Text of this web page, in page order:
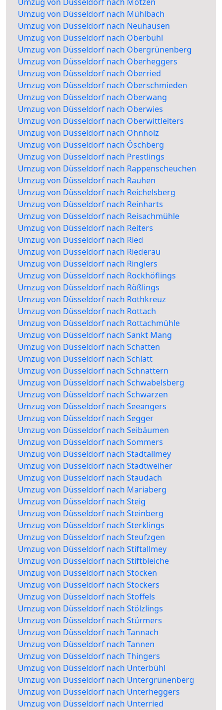
Umzug von Düsseldorf nach Mühlbach
Umzug von Düsseldorf nach Neuhausen
Umzug von Düsseldorf nach Oberbühl
Umzug von Düsseldorf nach Obergrünenberg
Umzug von Düsseldorf nach Oberheggers
Umzug von Düsseldorf nach Oberried
Umzug von Düsseldorf nach Oberschmieden
Umzug von Düsseldorf nach Oberwang
Umzug von Düsseldorf nach Oberwies
Umzug von Düsseldorf nach Oberwittleiters
Umzug von Düsseldorf nach Ohnholz
Umzug von Düsseldorf nach Öschberg
Umzug von Düsseldorf nach Prestlings
Umzug von Düsseldorf nach Rappenscheuchen
Umzug von Düsseldorf nach Rauhen
Umzug von Düsseldorf nach Reichelsberg
Umzug von Düsseldorf nach Reinharts
Umzug von Düsseldorf nach Reisachmühle
Umzug von Düsseldorf nach Reiters
Umzug von Düsseldorf nach Ried
Umzug von Düsseldorf nach Riederau
Umzug von Düsseldorf nach Ringlers
Umzug von Düsseldorf nach Rockhöflings
Umzug von Düsseldorf nach Rößlings
Umzug von Düsseldorf nach Rothkreuz
Umzug von Düsseldorf nach Rottach
Umzug von Düsseldorf nach Rottachmühle
Umzug von Düsseldorf nach Sankt Mang
Umzug von Düsseldorf nach Schatten
Umzug von Düsseldorf nach Schlatt
Umzug von Düsseldorf nach Schnattern
Umzug von Düsseldorf nach Schwabelsberg
Umzug von Düsseldorf nach Schwarzen
Umzug von Düsseldorf nach Seeangers
Umzug von Düsseldorf nach Segger
Umzug von Düsseldorf nach Seibäumen
Umzug von Düsseldorf nach Sommers
Umzug von Düsseldorf nach Stadtallmey
Umzug von Düsseldorf nach Stadtweiher
Umzug von Düsseldorf nach Staudach
Umzug von Düsseldorf nach Mariaberg
Umzug von Düsseldorf nach Steig
Umzug von Düsseldorf nach Steinberg
Umzug von Düsseldorf nach Sterklings
Umzug von Düsseldorf nach Steufzgen
Umzug von Düsseldorf nach Stiftallmey
Umzug von Düsseldorf nach Stiftbleiche
Umzug von Düsseldorf nach Stöcken
Umzug von Düsseldorf nach Stockers
Umzug von Düsseldorf nach Stoffels
Umzug von Düsseldorf nach Stölzlings
Umzug von Düsseldorf nach Stürmers
Umzug von Düsseldorf nach Tannach
Umzug von Düsseldorf nach Tannen
Umzug von Düsseldorf nach Thingers
Umzug von Düsseldorf nach Unterbühl
Umzug von Düsseldorf nach Untergrünenberg
Umzug von Düsseldorf nach Unterheggers
Umzug von Düsseldorf nach Unterried